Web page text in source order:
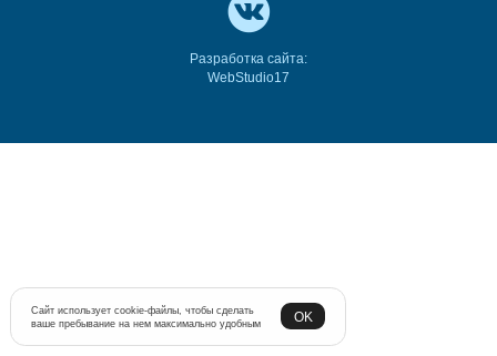
Разработка сайта:
WebStudio17
Сайт использует cookie-файлы, чтобы сделать
ваше пребывание на нем максимально удобным
OK